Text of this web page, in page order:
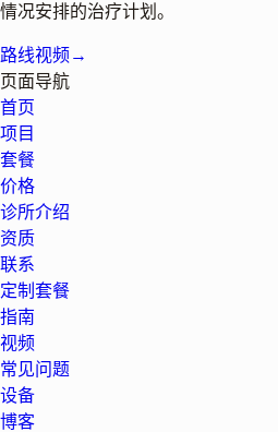
情况安排的治疗计划。
路线视频 →
页面导航
首页
项目
套餐
价格
诊所介绍
资质
联系
定制套餐
指南
视频
常见问题
设备
博客